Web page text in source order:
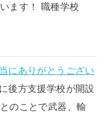
ます！ 職種学校
にありがとうござい
後方支援学校が開設
のことで武器、輸